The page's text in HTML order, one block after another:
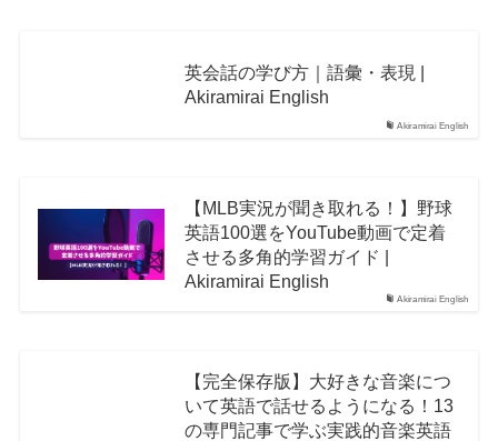
Akiramirai English
英会話の学び方｜語彙・表現 |
Akiramirai English
Akiramirai English
【MLB実況が聞き取れる！】野球
英語100選をYouTube動画で定着
させる多角的学習ガイド |
Akiramirai English
【完全保存版】大好きな音楽につ
いて英語で話せるようになる！13
の専門記事で学ぶ実践的音楽英語